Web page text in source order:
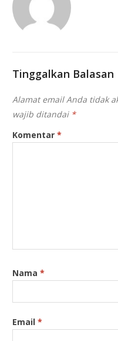
Tinggalkan Balasan
Alamat email Anda tidak
wajib ditandai *
Komentar*
Nama*
Email*